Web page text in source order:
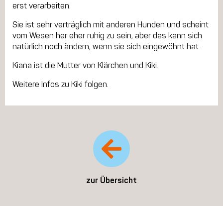
erst verarbeiten.
Sie ist sehr verträglich mit anderen Hunden und scheint
vom Wesen her eher ruhig zu sein, aber das kann sich
natürlich noch ändern, wenn sie sich eingewöhnt hat.
Kiana ist die Mutter von Klärchen und Kiki.
Weitere Infos zu Kiki folgen.
zur Übersicht